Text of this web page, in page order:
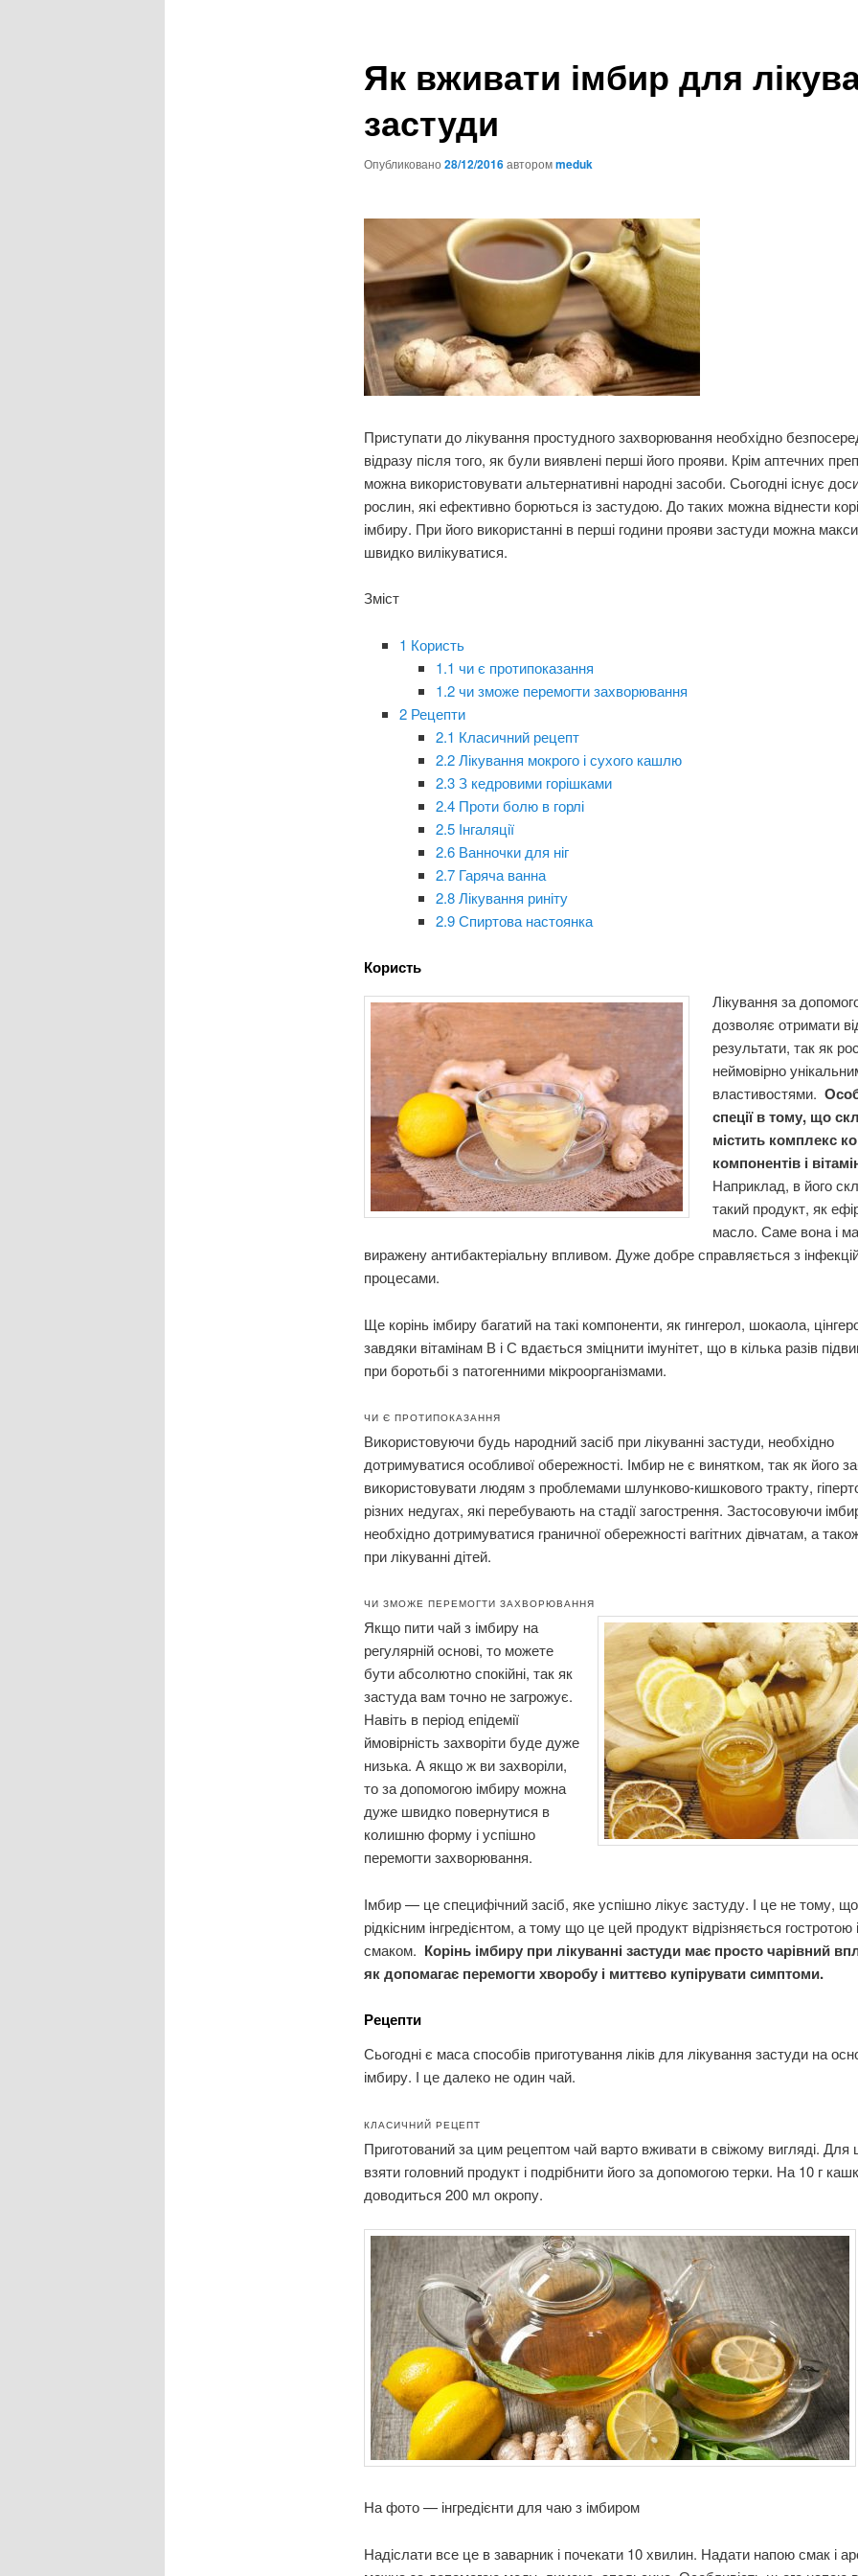
Як вживати імбир для
застуди
Опубликовано 28/12/2016авторомmeduk
Приступати до лікування простудного захворювання необхідно
відразу після того, як були виявлені перші його прояви. Крім аптечних
можна використовувати альтернативні народні засоби. Сьогодні існує
рослин, які ефективно борються із застудою. До таких можна віднести
імбиру. При його використанні в перші години прояви застуди можна
швидко вилікуватися.
Зміст
1 Користь
1.1 чи є протипоказання
1.2чи зможе перемогти захворювання
2 Рецепти
2.1 Класичний рецепт
2.2Лікування мокрого і сухого кашлю
2.3З кедровими горішками
2.4 Проти болю в горлі
2.5 Інгаляції
2.6 Ванночки для ніг
2.7 Гаряча ванна
2.8Лікування риніту
2.9Спиртова настоянка
Користь
Лікування за
дозволяє отримати
результати, так як
неймовірно
властивостями.
спеції в тому, що
містить комплекс
компонентів і
Наприклад, в його
такий продукт, як
масло. Саме вона і
виражену антибактеріальну впливом. Дуже добре справляється з
процесами.
Ще корінь імбиру багатий на такі компоненти, як гингерол, шокаола,
завдяки вітамінам В і С вдається зміцнити імунітет, що в кілька разів
при боротьбі з патогенними мікроорганізмами.
ЧИ Є ПРОТИПОКАЗАННЯ
Використовуючи будь народний засіб при лікуванні застуди, необхідно
дотримуватися особливої ​​обережності. Імбир не є винятком, так як його
використовувати людям з проблемами шлунково-кишкового тракту,
різних недугах, які перебувають на стадії загострення. Застосовуючи
необхідно дотримуватися граничної обережності вагітних дівчатам, а
при лікуванні дітей.
ЧИ ЗМОЖЕ ПЕРЕМОГТИ ЗАХВОРЮВАННЯ
Якщо пити чай з імбиру на
регулярній основі, то можете
бути абсолютно спокійні, так як
застуда вам точно не загрожує.
Навіть в період епідемії
ймовірність захворіти буде дуже
низька. А якщо ж ви захворіли,
то за допомогою імбиру можна
дуже швидко повернутися в
колишню форму і успішно
перемогти захворювання.
Імбир — це специфічний засіб, яке успішно лікує застуду. І це не тому,
рідкісним інгредієнтом, а тому що це цей продукт відрізняється гостротою
смаком. Корінь імбиру при лікуванні застуди має просто чарівний
як допомагає перемогти хворобу і миттєво купірувати симптоми.
Рецепти
Сьогодні є маса способів приготування ліків для лікування застуди на
імбиру. І це далеко не один чай.
КЛАСИЧНИЙ РЕЦЕПТ
Приготований за цим рецептом чай варто вживати в свіжому вигляді. Для
взяти головний продукт і подрібнити його за допомогою терки. На 10 г
доводиться 200 мл окропу.
На фото — інгредієнти для чаю з імбиром
Надіслати все це в заварник і почекати 10 хвилин. Надати напою смак і